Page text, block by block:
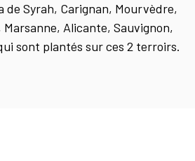
de Syrah, Carignan, Mourvèdre,
Marsanne, Alicante, Sauvignon,
sont plantés sur ces 2 terroirs.